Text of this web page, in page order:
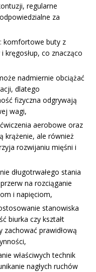
regularne
za
: komfortowe buty z
co znacząco
nadmiernie obciążać
dlatego
fizyczna odgrywają
wagi,
aerobowe oraz
krążenie, ale również
rozwijaniu mięśni i
długotrwałego stania
na rozciąganie
i napięciom,
stanowiska
biurka czy kształt
zachować prawidłową
właściwych technik
nagłych ruchów